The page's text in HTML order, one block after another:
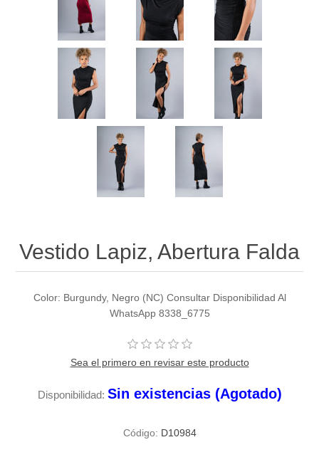
Vestido Lapiz, Abertura Falda
Color: Burgundy, Negro (NC) Consultar Disponibilidad Al
WhatsApp 8338_6775
Sea el primero en revisar este producto
Disponibilidad: Sin existencias (Agotado)
Código: D10984